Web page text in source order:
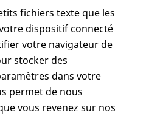
fichiers texte que les
dispositif connecté
votre navigateur de
stocker des
dans votre
permet de nous
vous revenez sur nos